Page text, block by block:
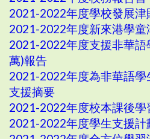
2021-2022年度學校發展津
2021-2022年度新來港學童
2021-2022年度支援非華
萬)報告
2021-2022年度為非華語
支援摘要
2021-2022年度校本課後學
2021-2022年度學生支援計